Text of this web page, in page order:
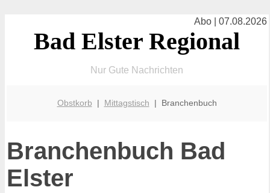
Abo | 07.08.2026
Bad Elster Regional
Nur Gute Nachrichten
Obstkorb | Mittagstisch | Branchenbuch
Branchenbuch Bad
Elster